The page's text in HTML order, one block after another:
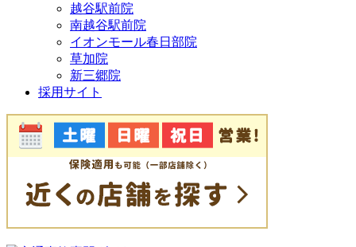
越谷駅前院
南越谷駅前院
イオンモール春日部院
草加院
新三郷院
採用サイト